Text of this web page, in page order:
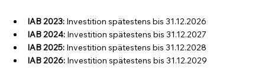
IAB 2023: Investition spätestens bis 31.12.2026
IAB 2024: Investition spätestens bis 31.12.2027
IAB 2025: Investition spätestens bis 31.12.2028
IAB 2026: Investition spätestens bis 31.12.2029